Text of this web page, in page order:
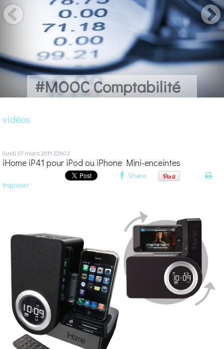
#MOOC Comptabilité
vidéos
lundi 07 mars 2011 22h03
iHome iP41 pour iPod ou iPhone Mini-enceintes
Share
Imprimer